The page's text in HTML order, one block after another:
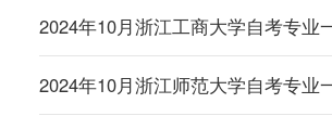
2024年10月浙江工商大学自考专业
2024年10月浙江师范大学自考专业